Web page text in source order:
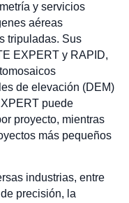
y servicios
aéreas
tripuladas. Sus
EXPERT y RAPID,
de elevación (DEM)
puede
proyecto, mientras
más pequeños
industrias, entre
precisión, la